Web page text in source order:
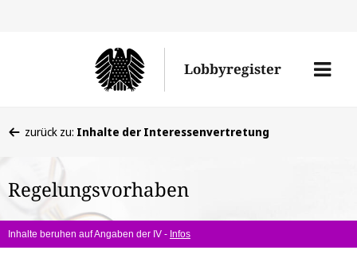
den
Lobbyregister
Menü
befinden
hier:
zurück zu: Inhalte der Interessenvertretung
Regelungsvorhaben
Inhalte beruhen auf Angaben der IV - Infos